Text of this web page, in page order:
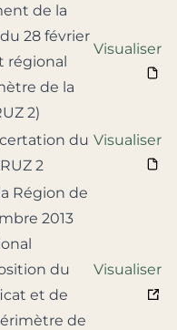
de la
28 février
régional
de la
2)
Visualiser
du
2
Visualiser
Région de
2013
du
et de
de
Visualiser